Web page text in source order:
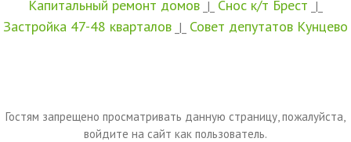
Капитальный ремонт домов _|_ Снос к/т Брест _|_
Застройка 47-48 кварталов _|_ Совет депутатов Кунцево
Гостям запрещено просматривать данную страницу, пожалуйста,
войдите на сайт как пользователь.